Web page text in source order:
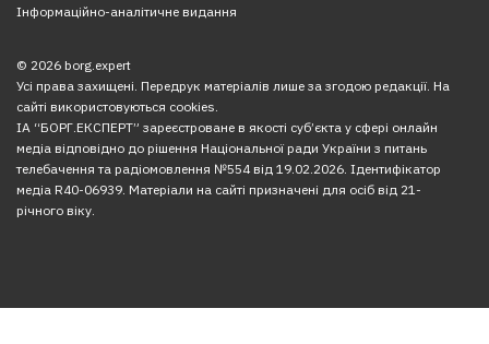
Інформаційно-аналітичне видання
© 2026 borg.expert
Усі права захищені. Передрук матеріалів лише за згодою редакції. На
сайті використовуються cookies.
ІА “БОРГ.ЕКСПЕРТ” зареєстроване в якості суб’єкта у сфері онлайн
медіа відповідно до рішення Національної ради України з питань
телебачення та радіомовлення №554 від 19.02.2026. Ідентифікатор
медіа R40-06939. Матеріали на сайті призначені для осіб від 21-
річного віку.